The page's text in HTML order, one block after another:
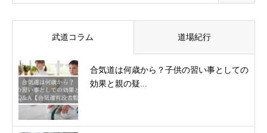
武道コラム 道場紀行
合気道は何歳から？子供の習い事としての
効果と親の疑...